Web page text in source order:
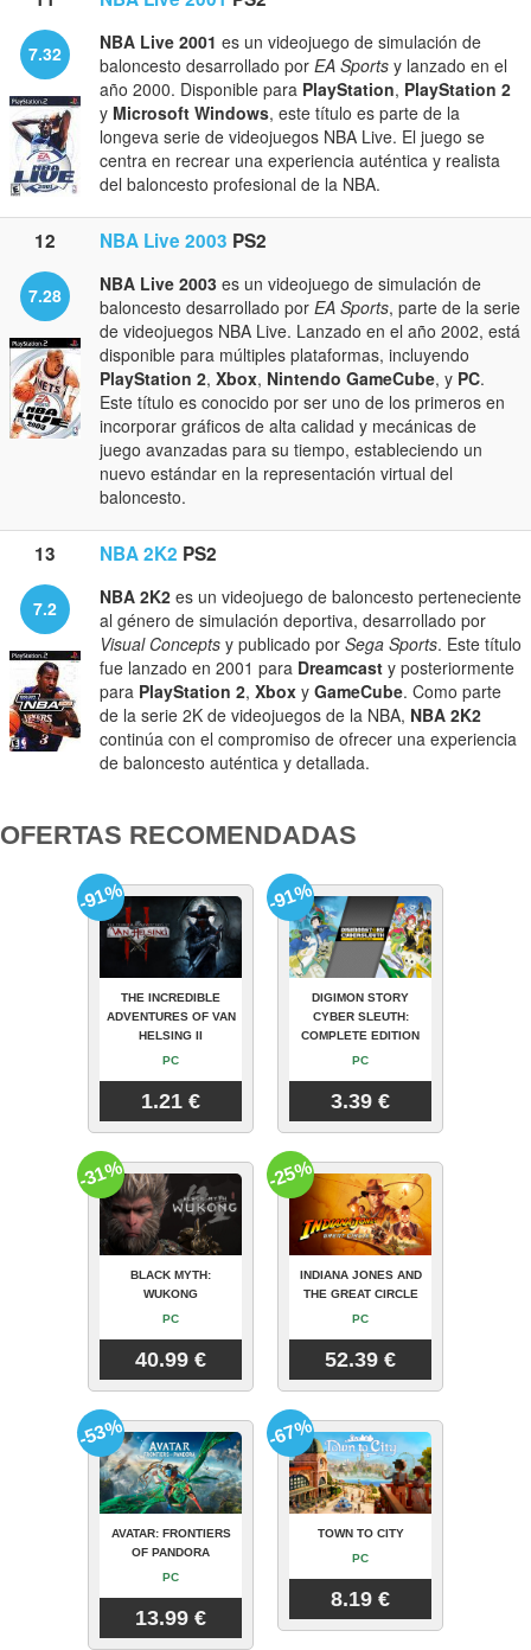
7.32 NBA Live 2001 es un videojuego de simulación de
baloncesto desarrollado por EA Sports y lanzado en el
año 2000. Disponible para PlayStation, PlayStation 2
y Microsoft Windows, este título es parte de la
longeva serie de videojuegos NBA Live. El juego se
centra en recrear una experiencia auténtica y realista
del baloncesto profesional de la NBA.
12 NBA Live 2003 PS2
7.28 NBA Live 2003 es un videojuego de simulación de
baloncesto desarrollado por EA Sports, parte de la serie
de videojuegos NBA Live. Lanzado en el año 2002, está
disponible para múltiples plataformas, incluyendo
PlayStation 2, Xbox, Nintendo GameCube, y PC.
Este título es conocido por ser uno de los primeros en
incorporar gráficos de alta calidad y mecánicas de
juego avanzadas para su tiempo, estableciendo un
nuevo estándar en la representación virtual del
baloncesto.
13 NBA 2K2 PS2
7.2 NBA 2K2 es un videojuego de baloncesto perteneciente
al género de simulación deportiva, desarrollado por
Visual Concepts y publicado por Sega Sports. Este título
fue lanzado en 2001 para Dreamcast y posteriormente
para PlayStation 2, Xbox y GameCube. Como parte
de la serie 2K de videojuegos de la NBA, NBA 2K2
continúa con el compromiso de ofrecer una experiencia
de baloncesto auténtica y detallada.
OFERTAS RECOMENDADAS
THE INCREDIBLE
ADVENTURES OF VAN
HELSING II
PC
1.21 €
-91%
DIGIMON STORY
CYBER SLEUTH:
COMPLETE EDITION
PC
3.39 €
-91%
BLACK MYTH:
WUKONG
PC
40.99 €
-31%
INDIANA JONES AND
THE GREAT CIRCLE
PC
52.39 €
-25%
AVATAR: FRONTIERS
OF PANDORA
PC
13.99 €
-53%
TOWN TO CITY
PC
8.19 €
-67%